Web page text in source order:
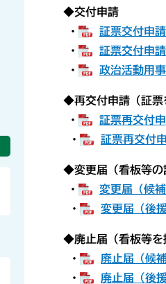
◆交付申請
・
証票交付申
・
証票交付申
・
政治活動用
◆再交付申請（証票
・
証票再交付
・
証票再交付
◆変更届（看板等の
・​
変更届（候
​ ・
変更届（後
◆廃止届（看板等を
​ ・
廃止届（候
​ ・
廃止届（後